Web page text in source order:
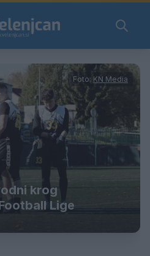
Foto: KN Media
krog
Lige